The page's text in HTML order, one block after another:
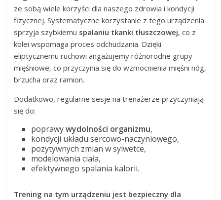
ze sobą wiele korzyści dla naszego zdrowia i kondycji
fizycznej. Systematyczne korzystanie z tego urządzenia
sprzyja szybkiemu spalaniu tkanki tłuszczowej, co z
kolei wspomaga proces odchudzania. Dzięki
eliptycznemu ruchowi angażujemy różnorodne grupy
mięśniowe, co przyczynia się do wzmocnienia mięśni nóg,
brzucha oraz ramion.
Dodatkowo, regularne sesje na trenażerze przyczyniają
się do:
poprawywydolności organizmu,
kondycji układu sercowo-naczyniowego,
pozytywnych zmian w sylwetce,
modelowania ciała,
efektywnego spalania kalorii.
Trening na tym urządzeniu jest bezpieczny dla